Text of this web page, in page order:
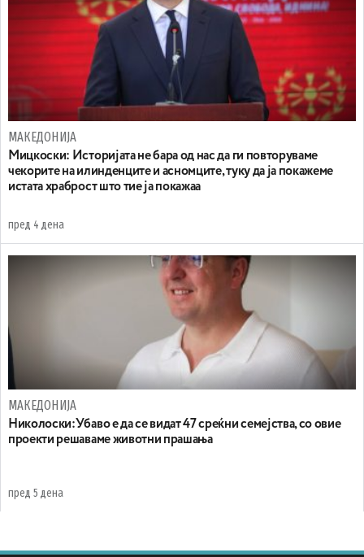
МАКЕДОНИЈА
Мицкоски: Историјата не бара од нас да ги повторуваме
чекорите на илинденците и асномците, туку да ја покажеме
истата храброст што тие ја покажаа
пред 4 дена
МАКЕДОНИЈА
Николоски:Убаво е да се видат 47 среќни семејства, со овие
проекти решаваме животни прашања
пред 5 дена